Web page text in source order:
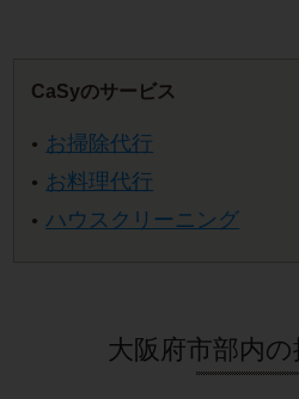
CaSyのサービス
お掃除代行
お料理代行
ハウスクリーニング
大阪府市部内